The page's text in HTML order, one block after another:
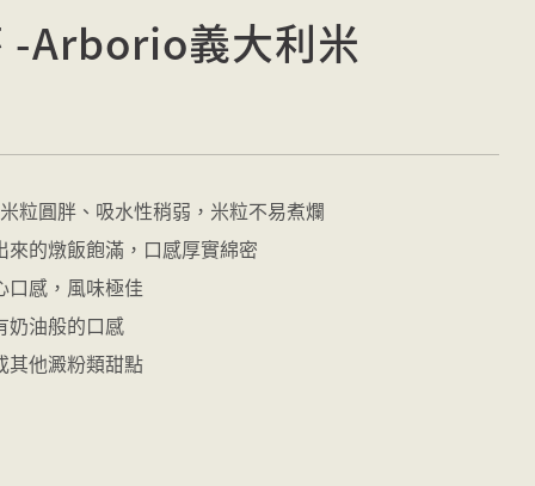
-Arborio義大利米
粒圓胖、吸水性稍弱，米粒不易煮爛
的燉飯飽滿，口感厚實綿密
口感，風味極佳
奶油般的口感
其他澱粉類甜點